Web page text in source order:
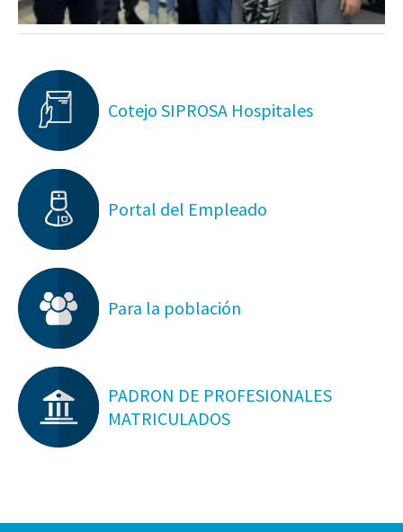
Cotejo SIPROSA Hospitales
Portal del Empleado
Para la población
PADRON DE PROFESIONALES
MATRICULADOS